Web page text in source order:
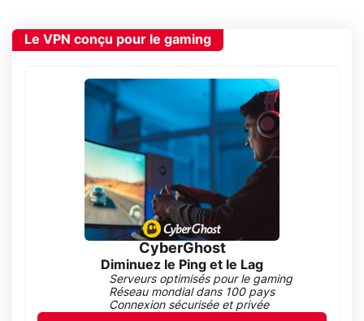
Le VPN conçu pour le gaming
CyberGhost
Diminuez le Ping et le Lag
Serveurs optimisés pour le gaming
Réseau mondial dans 100 pays
Connexion sécurisée et privée